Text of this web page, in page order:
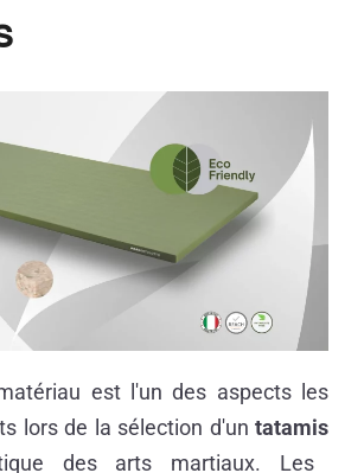
est l'un des aspects les
lors de la sélection d'un tatamis
des arts martiaux. Les